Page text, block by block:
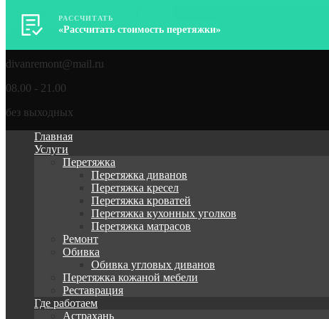
ДиванРемонт – Перетяжка, ремонт мягкой мебели
8 (964) 256-62-98
divanremont@mail.ru
08.00 - 21.00
без выходных
Главная
Услуги
Перетяжка
Перетяжка диванов
Перетяжка кресел
Перетяжка кроватей
Перетяжка кухонных уголков
Перетяжка матрасов
Ремонт
Обивка
Обивка угловых диванов
Перетяжка кожаной мебели
Реставрация
Где работаем
Астрахань
РАССЧИТАТЬ
«Рассчитать стоимость перетяжки»